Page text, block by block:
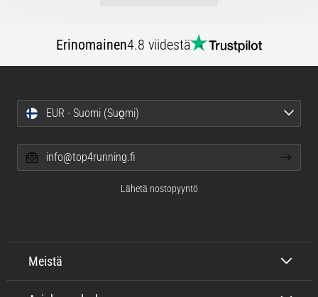
Erinomainen4.8 viidestä
Meistä
EUR - Suomi (Suo̯mi)
info@top4running.fi
Lähetä nostopyyntö